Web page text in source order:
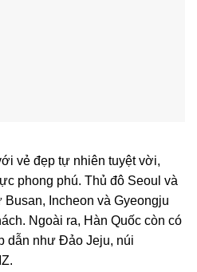
vẻ đẹp tự nhiên tuyệt vời,
phong phú. Thủ đô Seoul và
Incheon và Gyeongju
Ngoài ra, Hàn Quốc còn có
dẫn như Đảo Jeju, núi